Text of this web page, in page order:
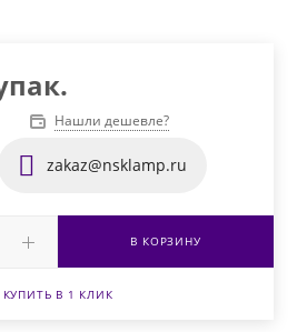
Нашли дешевле?
zakaz@nsklamp.ru
В КОРЗИНУ
КУПИТЬ В 1 КЛИК